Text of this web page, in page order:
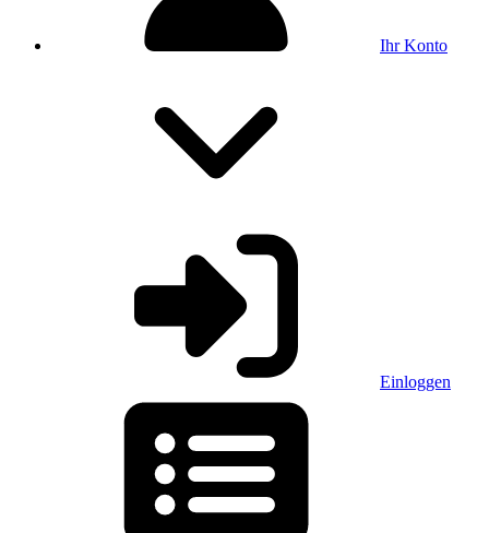
Ihr Konto
Einloggen